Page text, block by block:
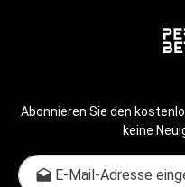
Abonnieren Sie den
keine